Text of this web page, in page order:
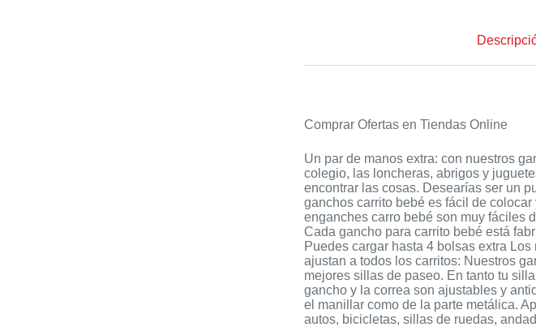
Comprar Ofertas en Tiendas Online
Un par de manos extra: con nuestros
colegio, las loncheras, abrigos y
encontrar las cosas. Desearías ser un
ganchos carrito bebé es fácil de
enganches carro bebé son muy fáciles
Cada gancho para carrito bebé está
Puedes cargar hasta 4 bolsas extra
ajustan a todos los carritos: Nuestros
mejores sillas de paseo. En tanto tu
gancho y la correa son ajustables y
el manillar como de la parte metálica.
autos, bicicletas, sillas de ruedas,